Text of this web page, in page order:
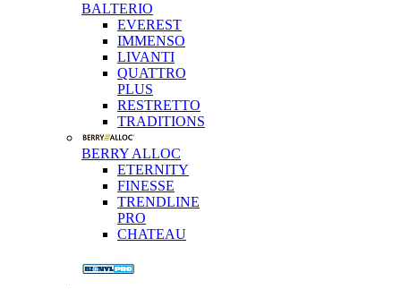
BALTERIO
EVEREST
IMMENSO
LIVANTI
QUATTRO
PLUS
RESTRETTO
TRADITIONS
BERRY ALLOC
ETERNITY
FINESSE
TRENDLINE
PRO
CHATEAU